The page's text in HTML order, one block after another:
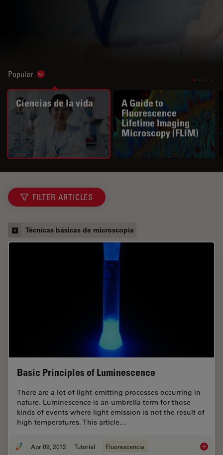
Popular Show subnavigation
Ciencias de la vida
A Guide to
Fluorescence
Lifetime Imaging
Microscopy (FLIM)
FILTER ARTICLES
Técnicas básicas de microscopía
Basic Principles of Luminescence
There are a lot of light-emitting processes occurring in
nature. Luminescence is an umbrella term for those
kinds of events where light emission is not the result of
high temperatures. This article…
Apr 09, 2012 Tutorial Fluorescencia Basic